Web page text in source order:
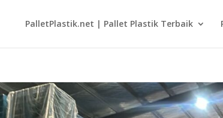
PalletPlastik.net | Pallet Plastik Terbaik